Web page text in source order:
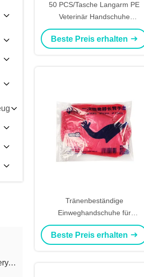
sales2@dairymachinery.cc
50 PCS/Tasche Langarm PE
Veterinär Handschuhe
Einwegglas
Beste Preis erhalten
Tränenbeständige
Einweghandschuhe für
Veterinärmedizin mit einer Länge
von 35,4 Zoll
Beste Preis erhalten